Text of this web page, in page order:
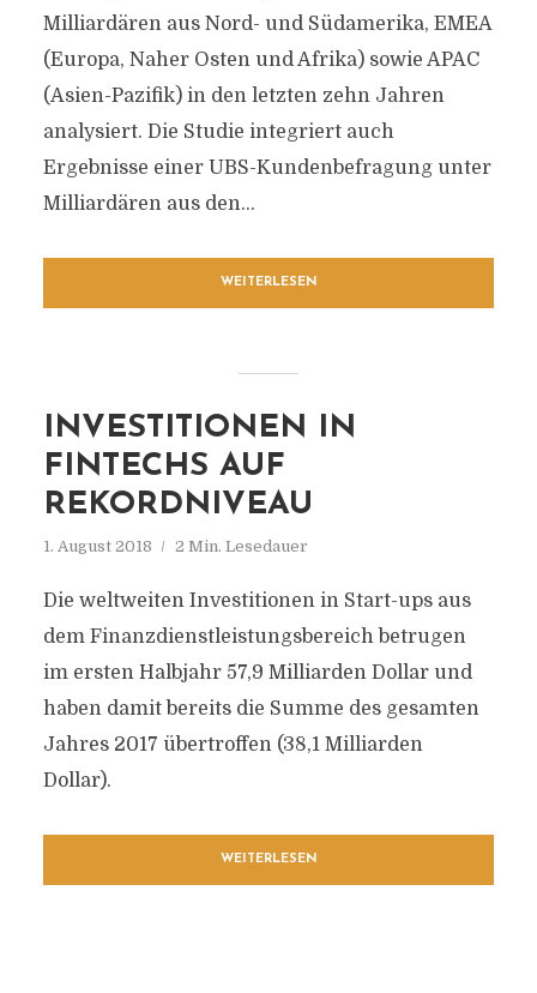
Milliardären aus Nord- und Südamerika, EMEA
(Europa, Naher Osten und Afrika) sowie APAC
(Asien-Pazifik) in den letzten zehn Jahren
analysiert. Die Studie integriert auch
Ergebnisse einer UBS-Kundenbefragung unter
Milliardären aus den...
WEITERLESEN
INVESTITIONEN IN
FINTECHS AUF
REKORDNIVEAU
1. August 2018 2 Min. Lesedauer
Die weltweiten Investitionen in Start-ups aus
dem Finanzdienstleistungsbereich betrugen
im ersten Halbjahr 57,9 Milliarden Dollar und
haben damit bereits die Summe des gesamten
Jahres 2017 übertroffen (38,1 Milliarden
Dollar).
WEITERLESEN